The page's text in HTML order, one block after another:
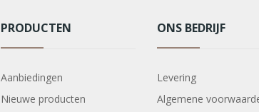
PRODUCTEN
Aanbiedingen
Nieuwe producten
ONS BEDRIJF
Levering
Algemene